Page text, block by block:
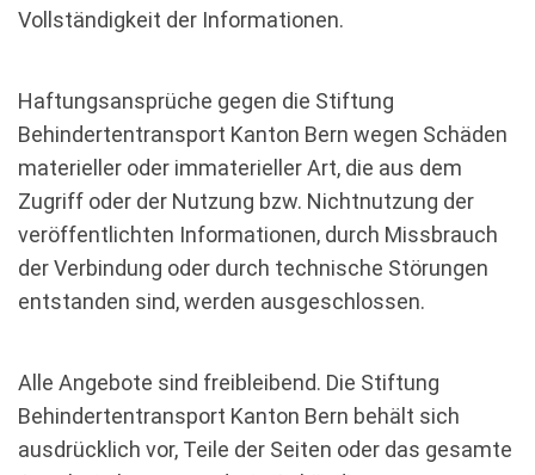
Vollständigkeit der Informationen.
Haftungsansprüche gegen die Stiftung
Behindertentransport Kanton Bern wegen Schäden
materieller oder immaterieller Art, die aus dem
Zugriff oder der Nutzung bzw. Nichtnutzung der
veröffentlichten Informationen, durch Missbrauch
der Verbindung oder durch technische Störungen
entstanden sind, werden ausgeschlossen.
Alle Angebote sind freibleibend. Die Stiftung
Behindertentransport Kanton Bern behält sich
ausdrücklich vor, Teile der Seiten oder das gesamte